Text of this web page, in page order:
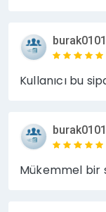
burak0101
Kullanıcı bu
burak0101
Mükemmel bir